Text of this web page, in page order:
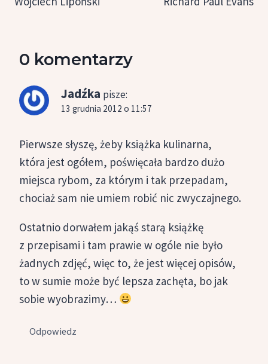
0 komentarzy
Jadźka pisze:
13 grudnia 2012 o 11:57
Pierwsze słyszę, żeby książka kulinarna,
która jest ogółem, poświęcała bardzo dużo
miejsca rybom, za którym i tak przepadam,
chociaż sam nie umiem robić nic zwyczajnego.
Ostatnio dorwałem jakąś starą książkę
z przepisami i tam prawie w ogóle nie było
żadnych zdjęć, więc to, że jest więcej opisów,
to w sumie może być lepsza zachęta, bo jak
sobie wyobrazimy…
Odpowiedz